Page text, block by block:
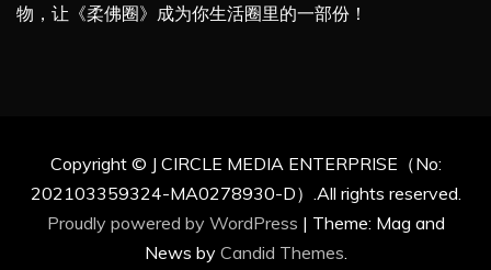
物，让《柔佛圈》成为你生活圈里的一部份！
Copyright © J CIRCLE MEDIA ENTERPRISE（No:
202103359324-MA0278930-D）.All rights reserved.
Proudly powered by WordPress | Theme: Mag and
News by Candid Themes